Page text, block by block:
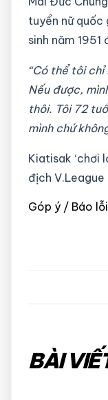
tuyển nữ quốc
sinh năm 1951
“Có thể tôi
Nếu được,
thôi. Tôi 72
mình chứ
Kiatisak ‘chơi
địch V.League
Góp ý / Báo lỗi
BÀI